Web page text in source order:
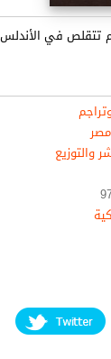
تتقلص في
والتوزيع